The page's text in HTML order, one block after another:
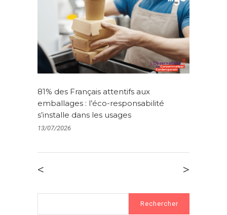
81% des Français attentifs aux
emballages : l’éco-responsabilité
s’installe dans les usages
13/07/2026
< >